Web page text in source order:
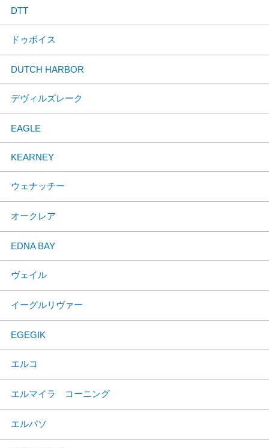
DTT
ドゥボイス
DUTCH HARBOR
デヴィルズレーク
EAGLE
KEARNEY
ウェナッチー
オークレア
EDNA BAY
ヴェイル
イーグルリヴァー
EGEGIK
エルコ
エルマイラ コーニング
エルパソ